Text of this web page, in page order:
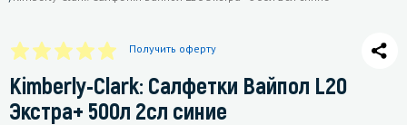
Получить оферту
Kimberly-Clark: Салфетки Вайпол L20
Экстра+ 500л 2сл синие